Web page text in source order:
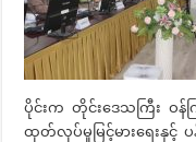
ပိုင်းက တိုင်းဒေသကြီး ဝန်က
ထုတ်လုပ်မှုမြင့်မားရေးနှင့်